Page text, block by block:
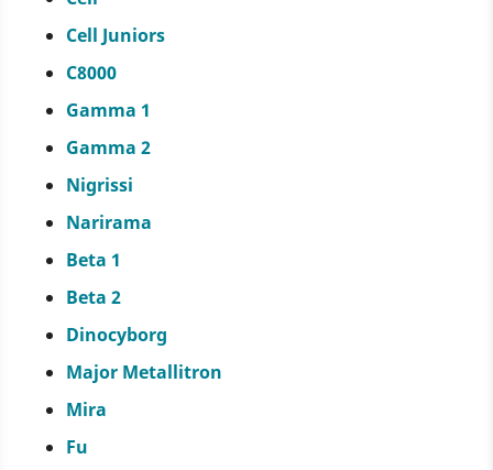
Cell Juniors
C8000
Gamma 1
Gamma 2
Nigrissi
Narirama
Beta 1
Beta 2
Dinocyborg
Major Metallitron
Mira
Fu